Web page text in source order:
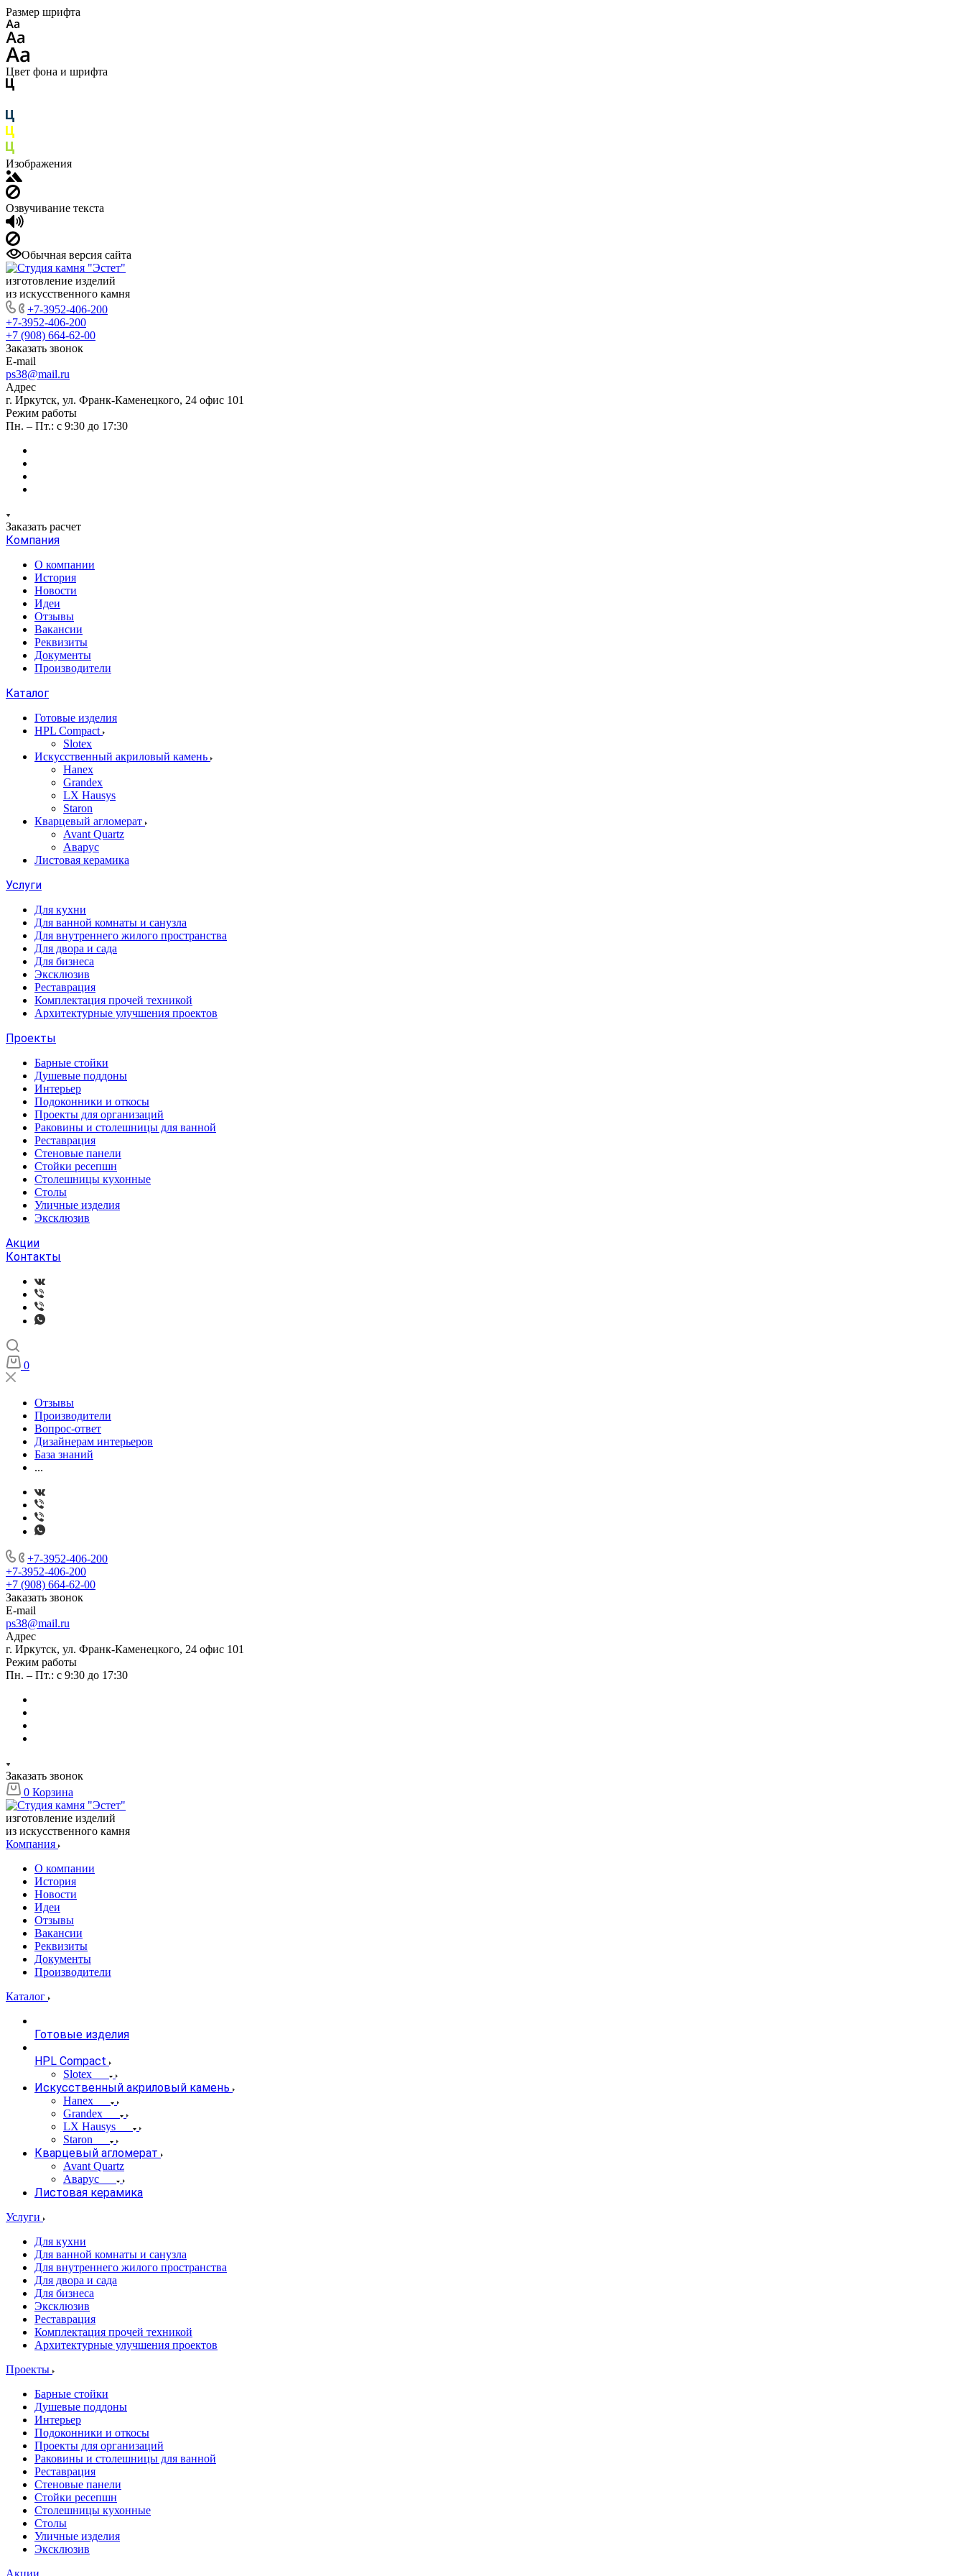
Размер шрифта
Цвет фона и шрифта
Изображения
Озвучивание текста
Обычная версия сайта
изготовление изделий
из искусственного камня
+7-3952-406-200
+7-3952-406-200
+7 (908) 664-62-00
Заказать звонок
E-mail
ps38@mail.ru
Адрес
г. Иркутск, ул. Франк-Каменецкого, 24 офис 101
Режим работы
Пн. – Пт.: с 9:30 до 17:30
Заказать расчет
Компания
О компании
История
Новости
Идеи
Отзывы
Вакансии
Реквизиты
Документы
Производители
Каталог
Готовые изделия
HPL Compact
Slotex
Искусственный акриловый камень
Hanex
Grandex
LX Hausys
Staron
Кварцевый агломерат
Avant Quartz
Аварус
Листовая керамика
Услуги
Для кухни
Для ванной комнаты и санузла
Для внутреннего жилого пространства
Для двора и сада
Для бизнеса
Эксклюзив
Реставрация
Комплектация прочей техникой
Архитектурные улучшения проектов
Проекты
Барные стойки
Душевые поддоны
Интерьер
Подоконники и откосы
Проекты для организаций
Раковины и столешницы для ванной
Реставрация
Стеновые панели
Стойки ресепшн
Столешницы кухонные
Столы
Уличные изделия
Эксклюзив
Акции
Контакты
0
Отзывы
Производители
Вопрос-ответ
Дизайнерам интерьеров
База знаний
...
+7-3952-406-200
+7-3952-406-200
+7 (908) 664-62-00
Заказать звонок
E-mail
ps38@mail.ru
Адрес
г. Иркутск, ул. Франк-Каменецкого, 24 офис 101
Режим работы
Пн. – Пт.: с 9:30 до 17:30
Заказать звонок
0 Корзина
изготовление изделий
из искусственного камня
Компания
О компании
История
Новости
Идеи
Отзывы
Вакансии
Реквизиты
Документы
Производители
Каталог
Готовые изделия
HPL Compact
Slotex
Искусственный акриловый камень
Hanex
Grandex
LX Hausys
Staron
Кварцевый агломерат
Avant Quartz
Аварус
Листовая керамика
Услуги
Для кухни
Для ванной комнаты и санузла
Для внутреннего жилого пространства
Для двора и сада
Для бизнеса
Эксклюзив
Реставрация
Комплектация прочей техникой
Архитектурные улучшения проектов
Проекты
Барные стойки
Душевые поддоны
Интерьер
Подоконники и откосы
Проекты для организаций
Раковины и столешницы для ванной
Реставрация
Стеновые панели
Стойки ресепшн
Столешницы кухонные
Столы
Уличные изделия
Эксклюзив
Акции